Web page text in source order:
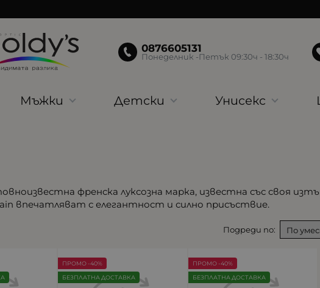
0876605131
Понеделник -Петък 09:30ч - 18:30ч
Мъжки Детски Унисекс
френска луксозна марка, известна със своя
впечатляват с елегантност и силно присъствие.
Подреди по:
ПРОМО -40%
БЕЗПЛАТНА ДОСТАВКА
ПРОМО -40%
БЕЗПЛАТНА ДОСТАВКА